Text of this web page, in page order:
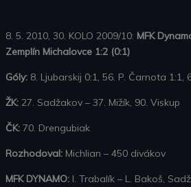
8. 5. 2010, 30. KOLO 2009/10: MFK
Zemplín Michalovce 1:2 (0:1)
Góly: 8. Ljubarskij 0:1, 56. P. Čarnota 1:1,
ŽK: 27. Sadžakov – 37. Mižík, 90. Viskup
ČK: 70. Drengubiak
Rozhodoval: Michlian – 450 divákov
MFK DYNAMO: I. Trabalík – L. Bakoš,